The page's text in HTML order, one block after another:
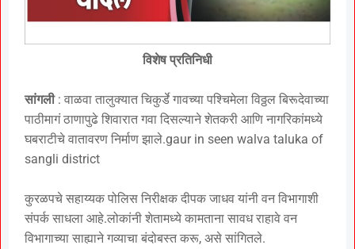
विशेष प्रतिनिधी
सांगली: वाळवा तालुक्यात चिकुर्डे गावच्या पश्चिमेला विठ्ठल बिरूदेवाच्या
पाठीमागं ठाणापुढे शिवारात गवा दिसल्याने शेतकरी आणि नागरिकांमध्ये
घबराटीचे वातावरण निर्माण झाले.gaur in seen walva taluka of
sangli district
कुरळपचे सहाय्यक पोलिस निरीक्षक दीपक जाधव यांनी वन विभागाशी
संपर्क साधला आहे.लोकांनी शेतामध्ये कामताना सावध राहावे वन
विभागाच्या साह्याने गव्याचा बंदोबस्त करू, असे सांगितले.